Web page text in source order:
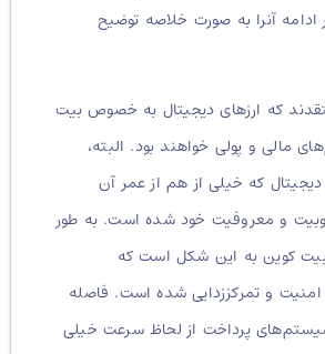
آنرا به صورت خلاصه توضیح
که ارزهای دیجیتال به خصوص بیت
و پولی خواهند بود. البته،
که خیلی از هم از عمر آن
و معروفیت خود شده است. به طور
به این شکل است که
و تمرکززدایی شده است. فاصله
پرداخت از لحاظ سرعت خیلی